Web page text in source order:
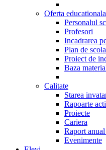
Oferta educationala
Personalul
Profesori
Incadrarea
Plan de
Proiect de
Baza
Calitate
Starea
Rapoarte
Proiecte
Cariera
Raport
Evenimente